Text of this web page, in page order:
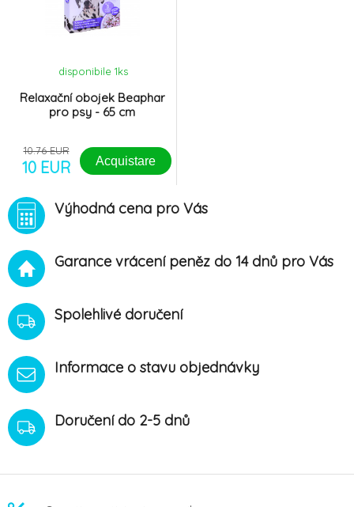
Relaxační obojek Beaphar
pro psy - 65 cm
disponibile 1ks
10.76 EUR
10 EUR Acquistare
Výhodná cena pro Vás
Garance vrácení peněz do 14 dnů pro Vás
Spolehlivé doručení
Informace o stavu objednávky
Doručení do 2-5 dnů